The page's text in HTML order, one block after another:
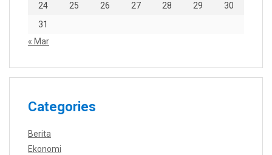
24
25 26 27 28 29
30
31
« Mar
Categories
Berita
Ekonomi